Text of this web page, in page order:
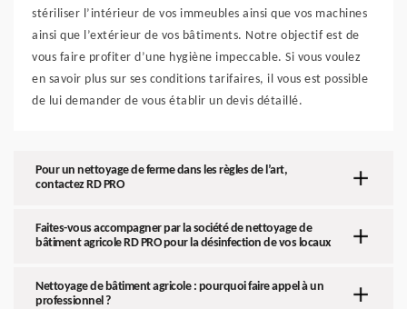
stériliser l’intérieur de vos immeubles ainsi que vos machines
ainsi que l’extérieur de vos bâtiments. Notre objectif est de
vous faire profiter d’une hygiène impeccable. Si vous voulez
en savoir plus sur ses conditions tarifaires, il vous est possible
de lui demander de vous établir un devis détaillé.
Pour un nettoyage de ferme dans les règles de l’art,
contactez RD PRO
Faites-vous accompagner par la société de nettoyage de
bâtiment agricole RD PRO pour la désinfection de vos locaux
Nettoyage de bâtiment agricole : pourquoi faire appel à un
professionnel ?